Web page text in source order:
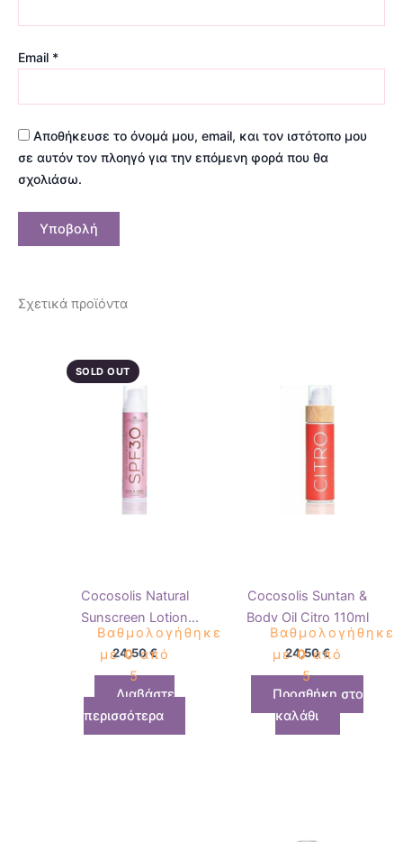
Email *
Αποθήκευσε το όνομά μου, email, και τον ιστότοπο μου
σε αυτόν τον πλοηγό για την επόμενη φορά που θα
σχολιάσω.
Σχετικά προϊόντα
SOLD OUT
Cocosolis Natural
Sunscreen Lotion
SPF30 100ml
Βαθμολογήθηκε
με0από
5
24,50€
Διαβάστε
περισσότερα
Cocosolis Suntan &
Body Oil Citro 110ml
Βαθμολογήθηκε
με0από
5
24,50€
Προσθήκη στο
καλάθι